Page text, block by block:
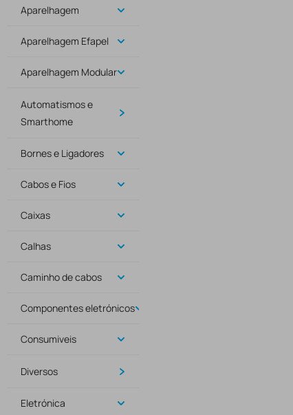
Aparelhagem
Aparelhagem Efapel
Aparelhagem Modular
Automatismos e
Smarthome
Bornes e Ligadores
Cabos e Fios
Caixas
Calhas
Caminho de cabos
Componentes eletrónicos
Consumiveis
Diversos
Eletrónica